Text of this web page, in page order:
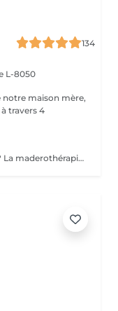
134
L-8050
notre maison mère,
travers 4
QU'EST-CE QUE LA MADEROTHÉRAPIE? La maderothérapie c'est une technique de massage issue de la médecine orientale et qui consiste en l'application d'un massage corporel ou facial avec des instruments en bois, ce qui permet un remodelage complet. Les différentes formes et tailles de ces instruments permettent d'appliquer le massage avec plus ou moins d'intensité, en plus de l'adapter aux différentes parties du corps. De nos jours, ce type de massage peut être appliqué sur pratiquement tout le corps : jambes, abdomen, taille, flancs, dos et bras, ainsi que sur le visage et une partie du cou (double menton). Un des grands avantages de ce traitement c'est qu'il est totalement naturel puisqu'il est réalisé avec des instruments en bois et qu'il est non-invasif. Objectifs: Réduire la graisse et la cellulite. Activer la circulation sanguine et lymphatique. Réduire le contour et modeler la silhouette. Drainer et tonifier la peau. Créer également un effet relaxant sur la musculature. Fournir une hydratation supplémentaire à la peau. Stimuler l'équilibre énergétique. LA MADEROTHÉRAPIE FACIALE c'est un complément parfait des traitements de rajeunissement, qui : a des effets raffermissants et tonifiants, active la circulation sanguine et lymphatique du visage, contribuant ainsi à améliorer l'apparence de la peau, active la production de collagène et d'élastine, agit également sur les muscles du visage, apportant de la tonicité .